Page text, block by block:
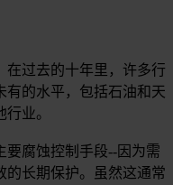
在过去的十年里，许多行
有的水平，包括石油和天
业。
要腐蚀控制手段--因为需
的长期保护。虽然这通常